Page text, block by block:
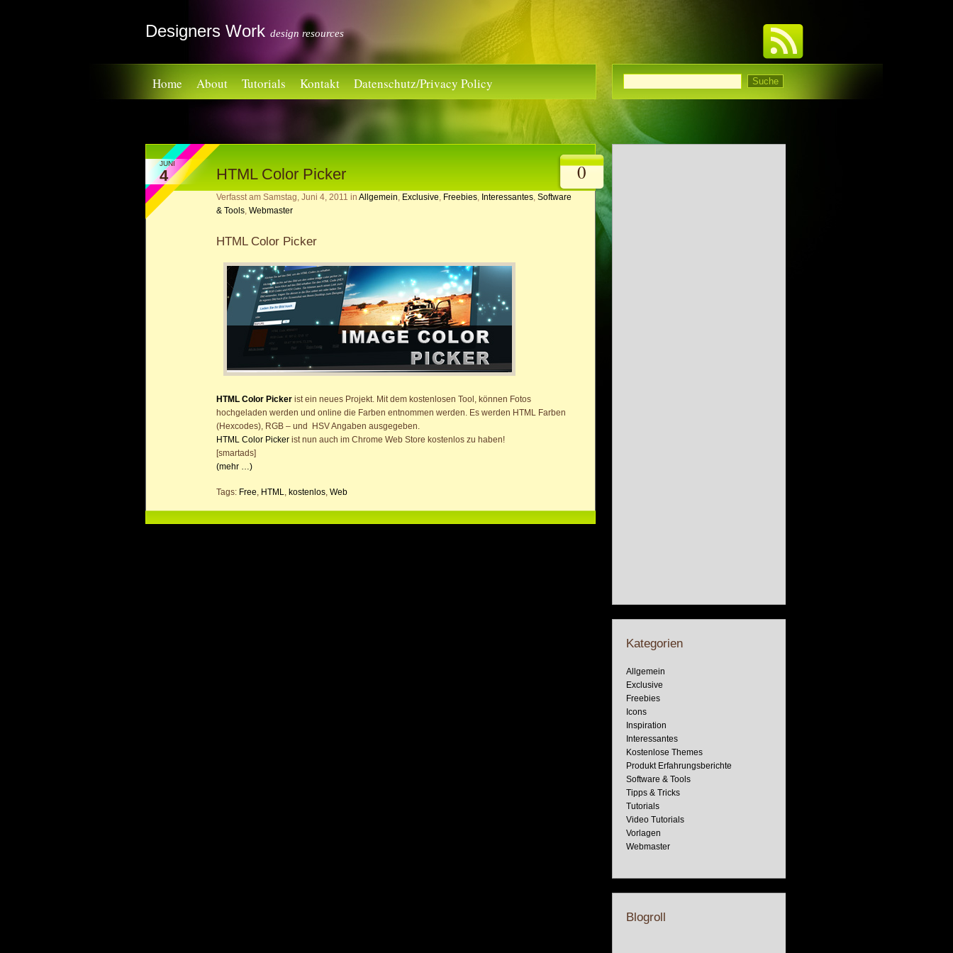
Designers Work design resources
Home About Tutorials Kontakt Datenschutz/Privacy Policy
JUNI
4 0
HTML Color Picker
Verfasst am Samstag, Juni 4, 2011 in Allgemein, Exclusive, Freebies, Interessantes, Software
& Tools, Webmaster
HTML Color Picker
HTML Color Picker ist ein neues Projekt. Mit dem kostenlosen Tool, können Fotos
hochgeladen werden und online die Farben entnommen werden. Es werden HTML Farben
(Hexcodes), RGB – und HSV Angaben ausgegeben.
HTML Color Picker ist nun auch im Chrome Web Store kostenlos zu haben!
[smartads]
(mehr …)
Tags: Free HTML kostenlos Web
Kategorien
Allgemein
Exclusive
Freebies
Icons
Inspiration
Interessantes
Kostenlose Themes
Produkt Erfahrungsberichte
Software & Tools
Tipps & Tricks
Tutorials
Video Tutorials
Vorlagen
Webmaster
Blogroll